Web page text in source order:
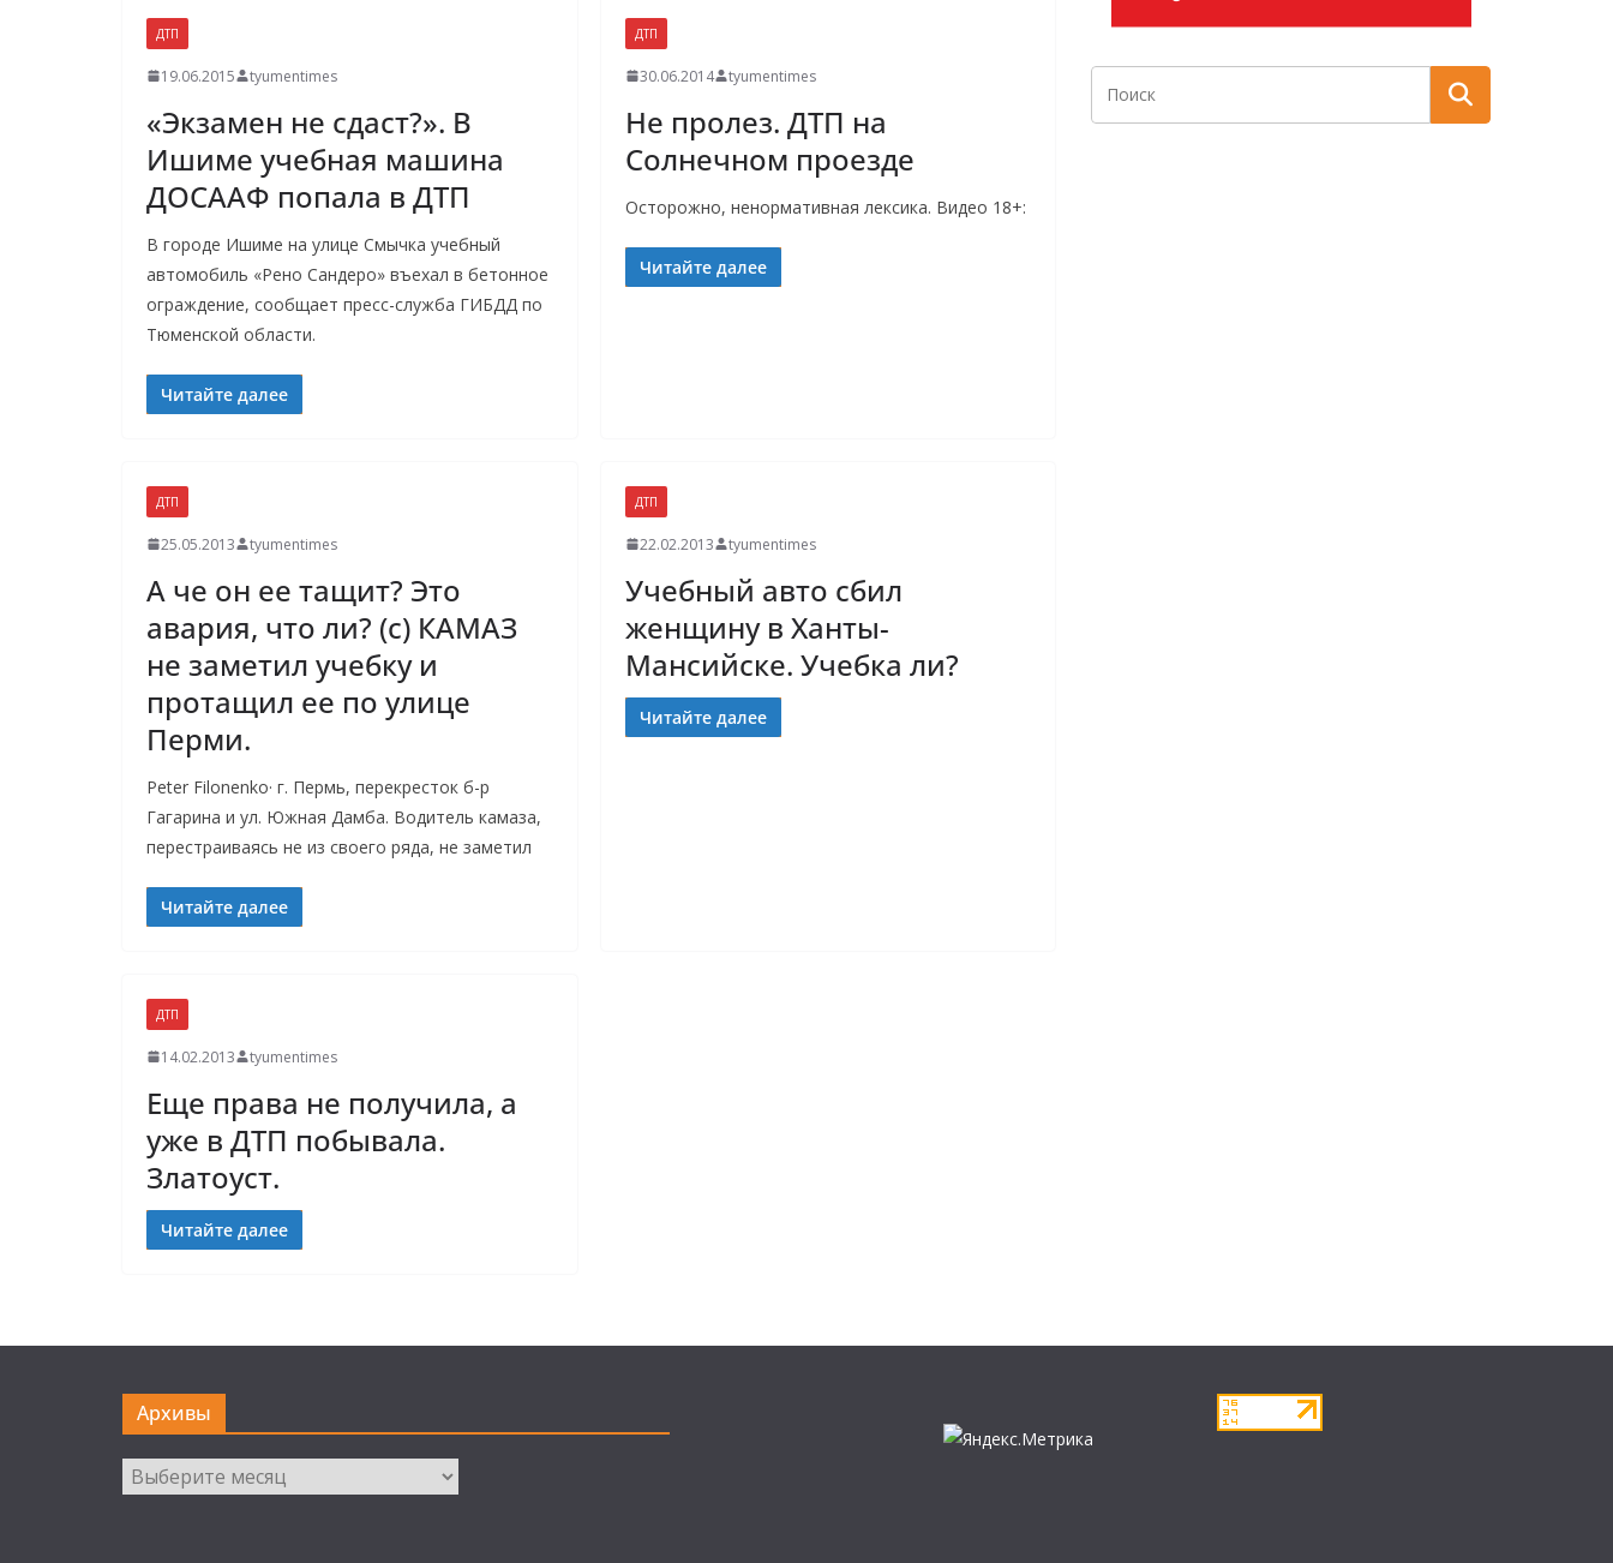
ДТП
19.06.2015 tyumentimes
«Экзамен не сдаст?». В
Ишиме учебная машина
ДОСААФ попала в ДТП
В городе Ишиме на улице Смычка учебный
автомобиль «Рено Сандеро» въехал в бетонное
ограждение, сообщает пресс-служба ГИБДД по
Тюменской области.
Читайте далее
ДТП
30.06.2014 tyumentimes
Не пролез. ДТП на
Солнечном проезде
Осторожно, ненормативная лексика. Видео 18+:
Читайте далее
ДТП
25.05.2013 tyumentimes
А че он ее тащит? Это
авария, что ли? (с) КАМАЗ
не заметил учебку и
протащил ее по улице
Перми.
Peter Filonenko· г. Пермь, перекресток б-р
Гагарина и ул. Южная Дамба. Водитель камаза,
перестраиваясь не из своего ряда, не заметил
Читайте далее
ДТП
22.02.2013 tyumentimes
Учебный авто сбил
женщину в Ханты-
Мансийске. Учебка ли?
Читайте далее
ДТП
14.02.2013 tyumentimes
Еще права не получила, а
уже в ДТП побывала.
Златоуст.
Читайте далее
Архивы
Архивы